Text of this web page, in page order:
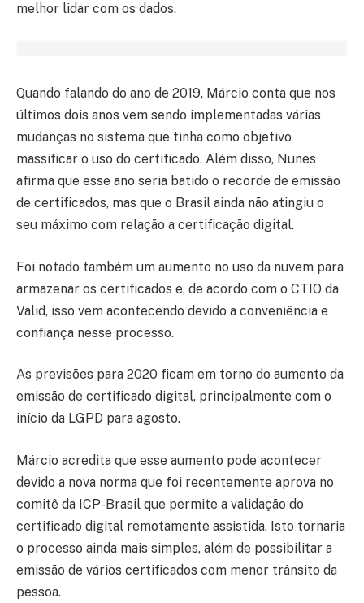
melhor lidar com os dados.
Quando falando do ano de 2019, Márcio conta que nos
últimos dois anos vem sendo implementadas várias
mudanças no sistema que tinha como objetivo
massificar o uso do certificado. Além disso, Nunes
afirma que esse ano seria batido o recorde de emissão
de certificados, mas que o Brasil ainda não atingiu o
seu máximo com relação a certificação digital.
Foi notado também um aumento no uso da nuvem para
armazenar os certificados e, de acordo com o CTIO da
Valid, isso vem acontecendo devido a conveniência e
confiança nesse processo.
As previsões para 2020 ficam em torno do aumento da
emissão de certificado digital, principalmente com o
início da LGPD para agosto.
Márcio acredita que esse aumento pode acontecer
devido a nova norma que foi recentemente aprova no
comitê da ICP-Brasil que permite a validação do
certificado digital remotamente assistida. Isto tornaria
o processo ainda mais simples, além de possibilitar a
emissão de vários certificados com menor trânsito da
pessoa.